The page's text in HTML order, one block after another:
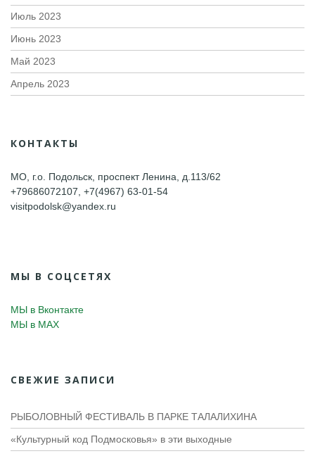
Июль 2023
Июнь 2023
Май 2023
Апрель 2023
КОНТАКТЫ
МО, г.о. Подольск, проспект Ленина, д.113/62
+79686072107, +7(4967) 63-01-54
visitpodolsk@yandex.ru
МЫ В СОЦСЕТЯХ
МЫ в Вконтакте
МЫ в MAX
СВЕЖИЕ ЗАПИСИ
РЫБОЛОВНЫЙ ФЕСТИВАЛЬ В ПАРКЕ ТАЛАЛИХИНА
«Культурный код Подмосковья» в эти выходные